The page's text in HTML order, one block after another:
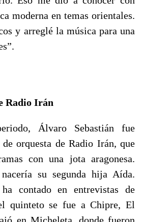
moderna en temas orientales.
y arreglé la música para una
Radio Irán
Álvaro Sebastián fue
orquesta de Radio Irán, que
con una jota aragonesa.
su segunda hija Aída.
contado en entrevistas de
quinteto se fue a Chipre, El